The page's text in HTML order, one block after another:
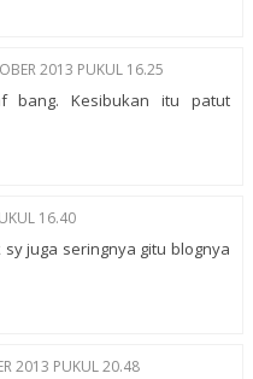
2013 PUKUL 16.25
bang. Kesibukan itu patut
16.40
juga seringnya gitu blognya
2013 PUKUL 20.48